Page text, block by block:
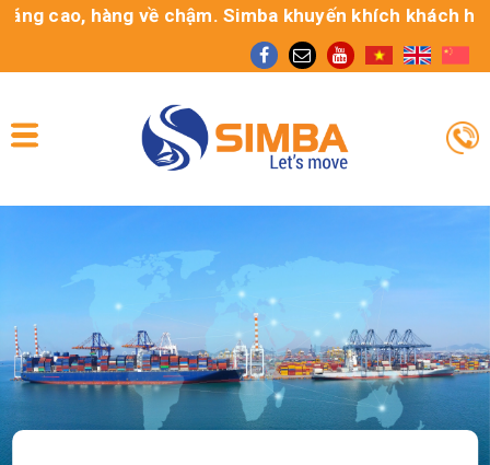
hàng về chậm. Simba khuyến khích khách hàng